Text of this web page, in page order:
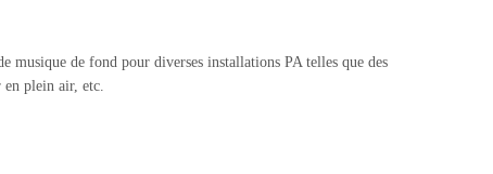
musique de fond pour diverses installations PA telles que des
en plein air, etc.